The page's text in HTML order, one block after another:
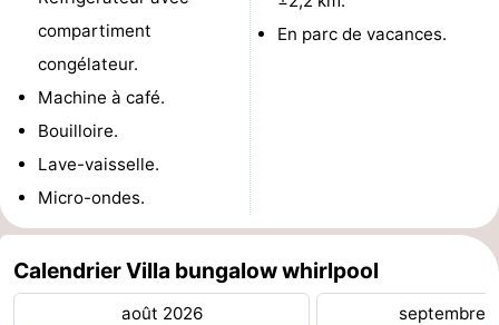
Forum
Route
-
Stationnement
Saut
des
Wadden
Adresses
Médicales
Région
compartiment
congélateur.
Machine à café.
Bouilloire.
Lave-vaisselle.
Micro-ondes.
En parc de vacances.
Calendrier Villa bungalow whirlpool
août 2026 septembre